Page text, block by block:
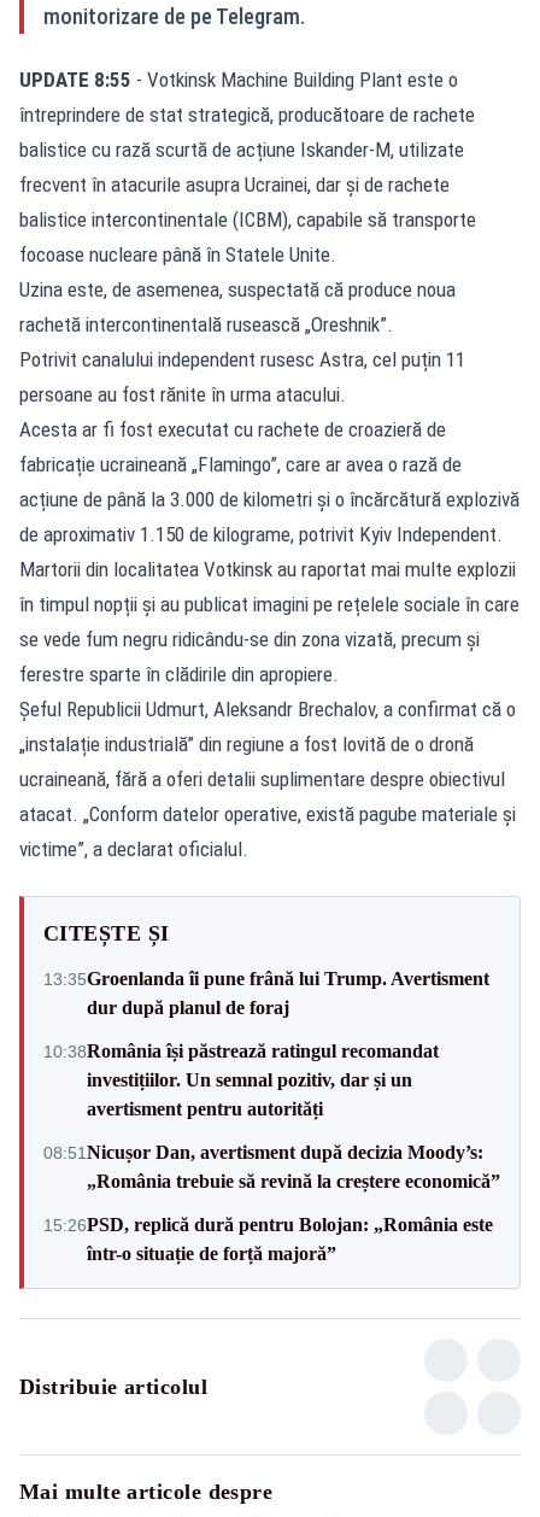
monitorizare de pe Telegram.
UPDATE 8:55 - Votkinsk Machine Building Plant este o
întreprindere de stat strategică, producătoare de rachete
balistice cu rază scurtă de acțiune Iskander-M, utilizate
frecvent în atacurile asupra Ucrainei, dar și de rachete
balistice intercontinentale (ICBM), capabile să transporte
focoase nucleare până în Statele Unite.
Uzina este, de asemenea, suspectată că produce noua
rachetă intercontinentală rusească „Oreshnik”.
Potrivit canalului independent rusesc Astra, cel puțin 11
persoane au fost rănite în urma atacului.
Acesta ar fi fost executat cu rachete de croazieră de
fabricație ucraineană „Flamingo”, care ar avea o rază de
acțiune de până la 3.000 de kilometri și o încărcătură explozivă
de aproximativ 1.150 de kilograme, potrivit Kyiv Independent.
Martorii din localitatea Votkinsk au raportat mai multe explozii
în timpul nopții și au publicat imagini pe rețelele sociale în care
se vede fum negru ridicându-se din zona vizată, precum și
ferestre sparte în clădirile din apropiere.
Șeful Republicii Udmurt, Aleksandr Brechalov, a confirmat că o
„instalație industrială” din regiune a fost lovită de o dronă
ucraineană, fără a oferi detalii suplimentare despre obiectivul
atacat. „Conform datelor operative, există pagube materiale și
victime”, a declarat oficialul.
CITEȘTE ȘI
13:35Groenlanda îi pune frână lui Trump. Avertisment
dur după planul de foraj
10:38România își păstrează ratingul recomandat
investițiilor. Un semnal pozitiv, dar și un
avertisment pentru autorități
08:51Nicușor Dan, avertisment după decizia Moody’s:
„România trebuie să revină la creștere economică”
15:26PSD, replică dură pentru Bolojan: „România este
într-o situație de forță majoră”
Distribuie articolul
Mai multe articole despre